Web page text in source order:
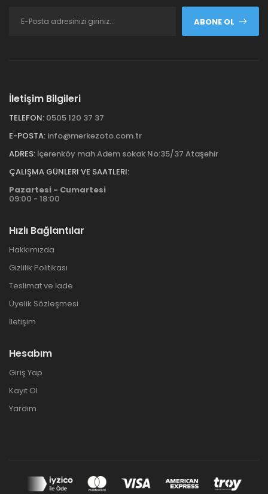
ABONE OL
İletişim Bilgileri
TELEFON: 0505 120 37 37
E-POSTA: info@merkezoto.com.tr
ADRES: İçerenköy mah Adem sokak No:35/37 Ataşehir
ÇALIŞMA GÜNLERI VE SAATLERI:
Pazartesi - Cumartesi
09:00 - 18:00
Hızlı Bağlantılar
Hakkımızda
Gizlilik Politikası
Teslimat ve İade
Üyelik Sözleşmesi
İletişim
Hesabım
Giriş Yap
Kayıt Ol
Yardım